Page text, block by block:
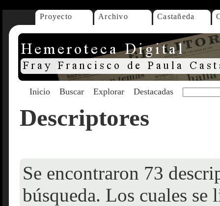
Proyecto Archivo Castañeda
Inicio Buscar Explorar Destacadas
Descriptores
Se encontraron 73
búsqueda. Los cuales se